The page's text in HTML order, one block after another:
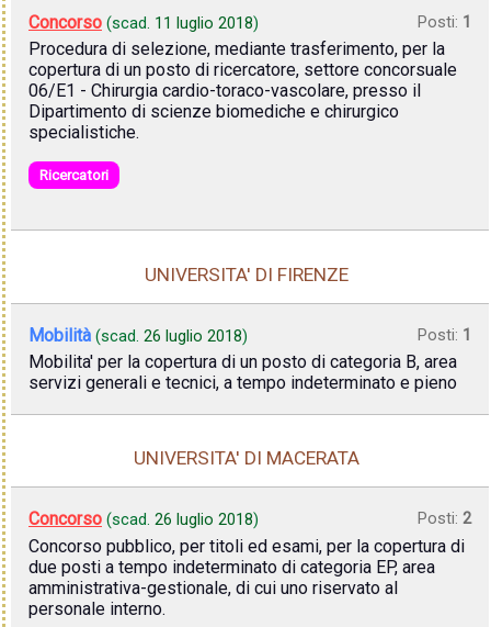
Concorso (scad. 11 luglio 2018) Posti: 1
Procedura di selezione, mediante trasferimento, per la
copertura di un posto di ricercatore, settore concorsuale
06/E1 - Chirurgia cardio-toraco-vascolare, presso il
Dipartimento di scienze biomediche e chirurgico
specialistiche.
Ricercatori
UNIVERSITA' DI FIRENZE
Mobilità (scad. 26 luglio 2018) Posti: 1
Mobilita' per la copertura di un posto di categoria B, area
servizi generali e tecnici, a tempo indeterminato e pieno
UNIVERSITA' DI MACERATA
Concorso (scad. 26 luglio 2018) Posti: 2
Concorso pubblico, per titoli ed esami, per la copertura di
due posti a tempo indeterminato di categoria EP, area
amministrativa-gestionale, di cui uno riservato al
personale interno.